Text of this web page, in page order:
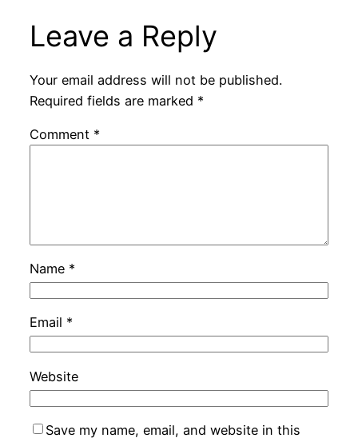
Leave a Reply
Your email address will not be published.
Required fields are marked *
Comment *
Name *
Email *
Website
Save my name, email, and website in this